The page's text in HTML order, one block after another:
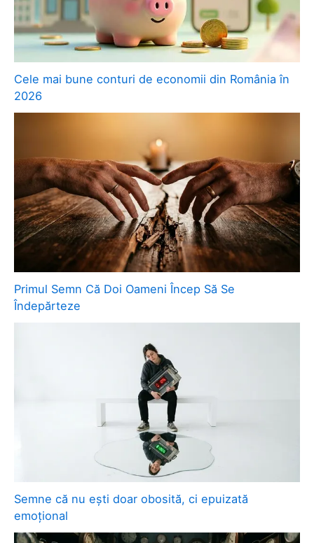
Cele mai bune conturi de economii din România în
2026
Primul Semn Că Doi Oameni Încep Să Se
Îndepărteze
Semne că nu ești doar obosită, ci epuizată
emoțional